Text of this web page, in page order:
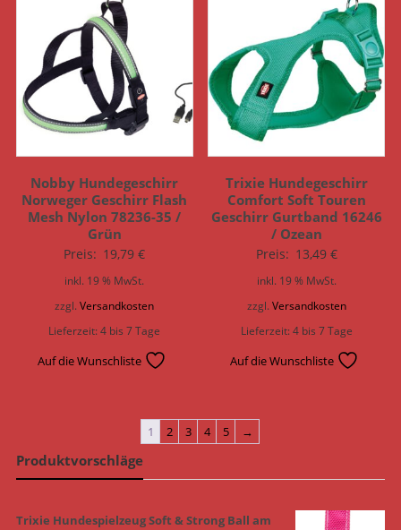
Nobby Hundegeschirr
Norweger Geschirr Flash
Mesh Nylon 78236-35 /
Grün
Preis: 19,79€
inkl. 19 % MwSt.
zzgl.Versandkosten
Lieferzeit:4 bis 7 Tage
Auf die Wunschliste
Trixie Hundegeschirr
Comfort Soft Touren
Geschirr Gurtband 16246
/ Ozean
Preis: 13,49 €
inkl. 19 % MwSt.
zzgl.Versandkosten
Lieferzeit:4 bis 7 Tage
Auf die Wunschliste
1 2 3 4 5 →
Produktvorschläge
Trixie Hundespielzeug Soft & Strong Ball am